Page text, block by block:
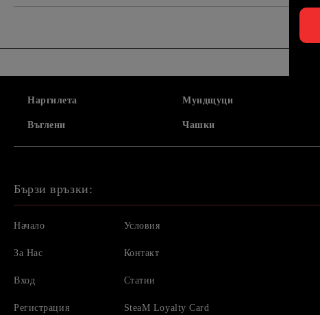
Наргилета
Въглени
Мундщуци
Чашки
Бързи връзки:
Начало
За Нас
Вход
Регистрация
Условия
Контакт
Статии
SteaM Loyalty Card